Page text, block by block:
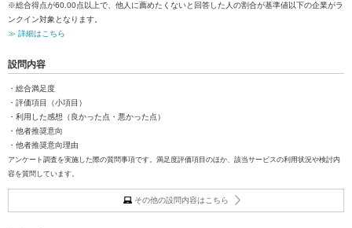
※総合得点が60.00点以上で、他人に薦めたくないと回答した人の割合が基準値以下の企業がラ
ンクイン対象となります。
≫ 詳細はこちら
設問内容
・総合満足度
・評価項目（小項目）
・利用した感想（良かった点・悪かった点）
・他者推奨意向
・他者推奨意向理由
アンケート調査を実施した際の質問事項です。満足度評価項目のほか、該当サービスの利用状況や検討内
容を質問しています。
その他の設問内容はこちら